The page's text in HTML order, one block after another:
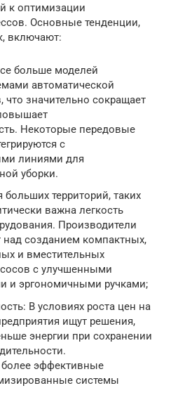
к оптимизации
Основные тенденции,
включают:
больше моделей
автоматической
что значительно сокращает
Некоторые передовые
с
линиями для
уборки.
территорий, таких
важна легкость
Производители
над созданием компактных,
и вместительных
с улучшенными
и эргономичными ручками;
В условиях роста цен на
ищут решения,
энергии при сохранении
эффективные
системы